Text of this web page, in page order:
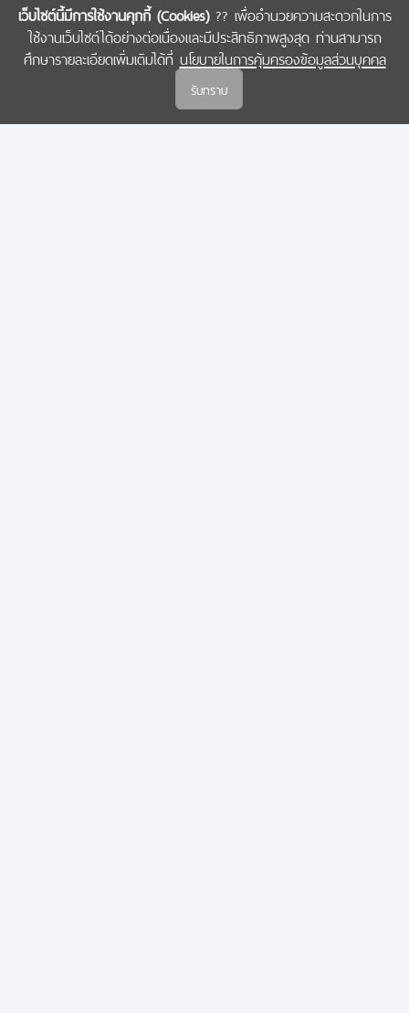
เว็บไซต์นี้มีการใช้งานคุกกี้ (Cookies)?? เพื่ออำนวยความสะดวกในการ
ใช้งานเว็บไซต์ได้อย่างต่อเนื่องและมีประสิทธิภาพสูงสุด ท่านสามารถ
ศึกษารายละเอียดเพิ่มเติมได้ที่ นโยบายในการคุ้มครองข้อมูลส่วนบุคคล
รับทราบ
COPYRIGHT © 2022 สำนักงานคณะกรรมการส่งเสริมวิทยาศาสตร์ วิจัยและนวัตกรรม
(สกสว.)
นโยบายในการคุ้มครองข้อมูลส่วนบุคคล